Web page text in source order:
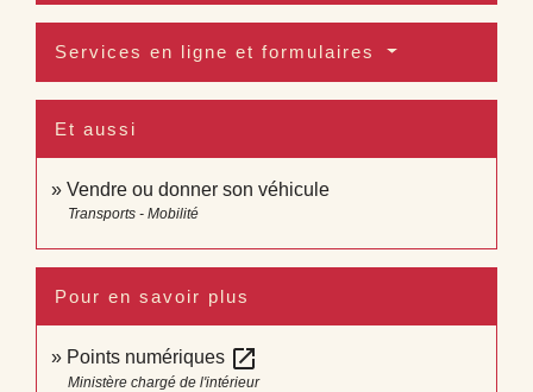
Services en ligne et formulaires
Et aussi
Vendre ou donner son véhicule
Transports - Mobilité
Pour en savoir plus
Points numériques open_in_new
Ministère chargé de l'intérieur